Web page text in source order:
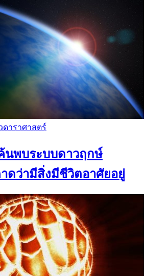
ดาราศาสตร์
นพบระบบดาวฤกษ์
าดว่ามีสิ่งมีชีวิตอาศัยอยู่